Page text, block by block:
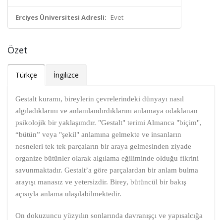
Erciyes Üniversitesi Adresli: Evet
Özet
Türkçe İngilizce
Gestalt kuramı, bireylerin çevrelerindeki dünyayı nasıl
algıladıklarını ve anlamlandırdıklarını anlamaya odaklanan
psikolojik bir yaklaşımdır. "Gestalt" terimi Almanca "biçim",
“bütün” veya "şekil" anlamına gelmekte ve insanların
nesneleri tek tek parçaların bir araya gelmesinden ziyade
organize bütünler olarak algılama eğiliminde olduğu fikrini
savunmaktadır. Gestalt’a göre parçalardan bir anlam bulma
arayışı manasız ve yetersizdir. Birey, bütüncül bir bakış
açısıyla anlama ulaşılabilmektedir.
On dokuzuncu yüzyılın sonlarında davranışçı ve yapısalcığa